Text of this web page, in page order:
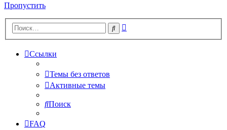
Пропустить
Поиск
Ссылки
Темы без ответов
Активные темы
Поиск
FAQ